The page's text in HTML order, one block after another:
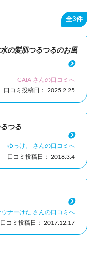
全3件
の髪肌つるつるのお風
GAIA さんの口コミへ
口コミ投稿日： 2025.2.25
つる
ゆっけ。 さんの口コミへ
口コミ投稿日： 2018.3.4
ウナーけた さんの口コミへ
口コミ投稿日： 2017.12.17